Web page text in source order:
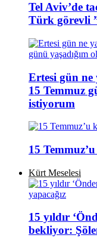
Tel Aviv’de
Türk görevli
Ertesi gün ne
15 Temmuz
istiyorum
15
Kürt Meselesi
15 yıldır
bekliyor: